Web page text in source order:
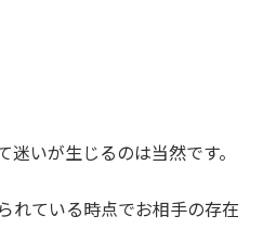
いが生じるのは当然です。
れている時点でお相手の存在